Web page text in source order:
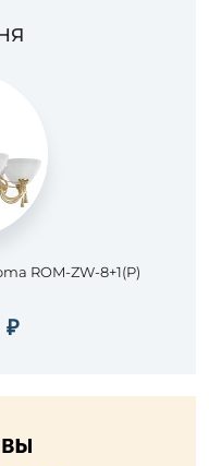
ROM-ZW-8+1(P)
₽